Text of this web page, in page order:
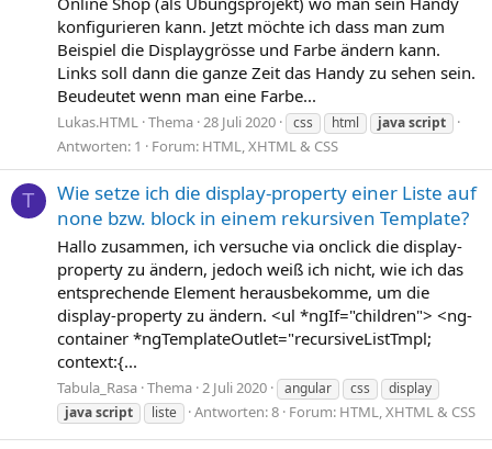
konfigurieren kann. Jetzt möchte ich dass man zum
Beispiel die Displaygrösse und Farbe ändern kann.
Links soll dann die ganze Zeit das Handy zu sehen sein.
Beudeutet wenn man eine Farbe...
Lukas.HTML Thema 28 Juli 2020 css html javascript
Antworten: 1 Forum: HTML, XHTML & CSS
T
Wie setze ich die display-property einer Liste auf
none bzw. block in einem rekursiven Template?
Hallo zusammen, ich versuche via onclick die display-
property zu ändern, jedoch weiß ich nicht, wie ich das
entsprechende Element herausbekomme, um die
display-property zu ändern. <ul *ngIf="children"> <ng-
container *ngTemplateOutlet="recursiveListTmpl;
context:{...
Tabula_Rasa Thema 2 Juli 2020 angular css
display
javascript liste Antworten: 8 Forum: HTML, XHTML & CSS